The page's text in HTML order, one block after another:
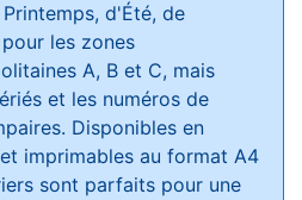
d'Été, de
les zones
A, B et C, mais
et les numéros de
Disponibles en
imprimables au format A4
sont parfaits pour une